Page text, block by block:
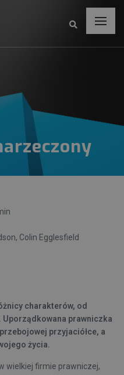
Colin Egglesfield
charakterów, od
Uporządkowana prawniczka
przyjaciółce, a
życia.
wielkiej firmie prawniczej,